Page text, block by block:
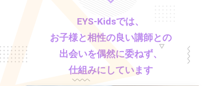
EYS-Kidsでは、
お子様と相性の良い講師との
出会いを偶然に委ねず、
仕組みにしています